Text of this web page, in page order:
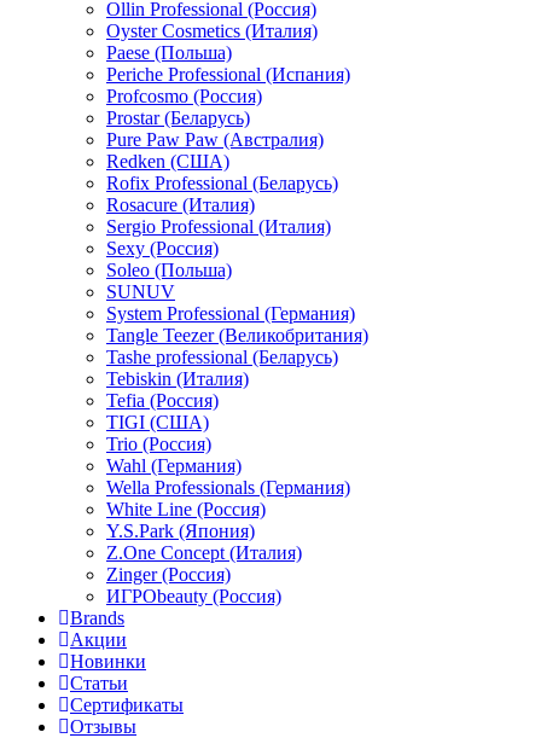
Ollin Professional (Россия)
Oyster Cosmetics (Италия)
Paese (Польша)
Periche Professional (Испания)
Profcosmo (Россия)
Prostar (Беларусь)
Pure Paw Paw (Австралия)
Redken (США)
Rofix Professional (Беларусь)
Rosacure (Италия)
Sergio Professional (Италия)
Sexy (Россия)
Soleo (Польша)
SUNUV
System Professional (Германия)
Tangle Teezer (Великобритания)
Tashe professional (Беларусь)
Tebiskin (Италия)
Tefia (Россия)
TIGI (США)
Trio (Россия)
Wahl (Германия)
Wella Professionals (Германия)
White Line (Россия)
Y.S.Park (Япония)
Z.One Concept (Италия)
Zinger (Россия)
ИГРОbeauty (Россия)
Brands
Акции
Новинки
Статьи
Сертификаты
Отзывы